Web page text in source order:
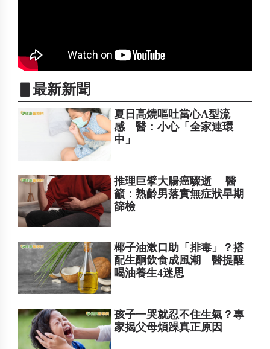
▋最新新聞
夏日高燒嘔吐當心A型流
感 醫：小心「全家連環
中」
推理巨擘大腸癌驟逝 醫
籲：熟齡男落實無症狀早期
篩檢
椰子油漱口助「排毒」？搭
配生酮飲食成風潮 醫提醒
喝油養生4迷思
孩子一哭就忍不住生氣？專
家揭父母煩躁真正原因